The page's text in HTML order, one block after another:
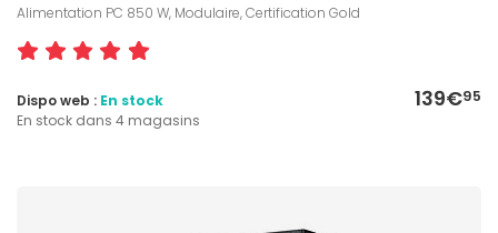
Alimentation PC 850 W, Modulaire, Certification Gold
139€95
Dispo web : En stock
En stock dans 4 magasins